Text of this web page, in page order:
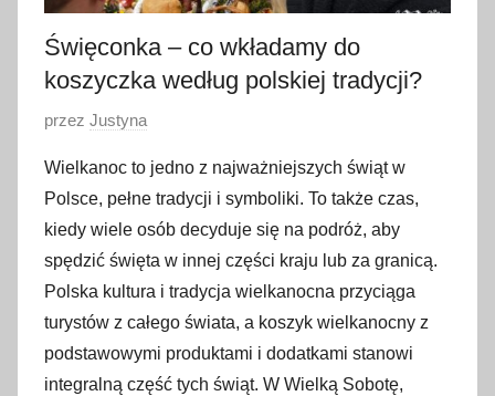
Święconka – co wkładamy do
koszyczka według polskiej tradycji?
O
u
b
l
i
k
o
w
a
przez Justyna
Wielkanoc to jedno z najważniejszych świąt w
Polsce, pełne tradycji i symboliki. To także czas,
kiedy wiele osób decyduje się na podróż, aby
spędzić święta w innej części kraju lub za granicą.
Polska kultura i tradycja wielkanocna przyciąga
turystów z całego świata, a koszyk wielkanocny z
podstawowymi produktami i dodatkami stanowi
integralną część tych świąt. W Wielką Sobotę,